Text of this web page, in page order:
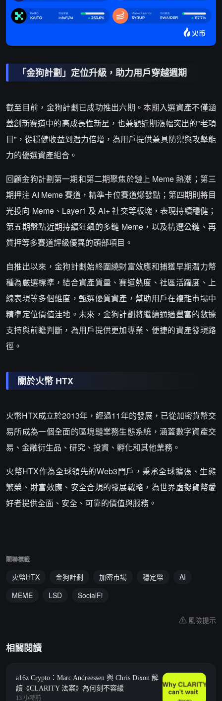
「金狗計劃」定位升級，助力用戶穿越週期
截至目前，金狗計劃已成功推出六期。本期入選資產不僅涵
蓋創新賽道中的高成長性新星，也兼顧近期漲幅突出的"老項
目"，從穩健收益到潛力倍增，為用戶提供兼具防禦與攻擊能
力的優選資產組合。
回顧金狗計劃第一期和第二期聚焦於鏈上 Meme 熱潮；第三
期押注 AI Meme 賽道，精準卡位賽道爆發點；第四期則將目
光投向 Meme、Layer1 及 AI+ 社交等板塊，表現持續穩健；
第五期盤點近期持續狂飆的多鏈 Meme，以及精選公鏈、再
質押等多賽道評級優異的頭部項目。
自推出以來，金狗計劃始終圍繞財富效應和捕獲早期潛力幣
種為嚴選標準，結合資產質量、賽道熱度、社區活躍度、上
線表現等多個維度，甄選優質資產，幫助用戶在複雜市場中
精準定位價值洼地。未來，金狗計劃將繼續通過豐富的數據
支持與前瞻判斷，為用戶提供更加專業、便捷的資產發現路
徑。
關於火幣 HTX
火幣HTX成立於2013年，經過11年的發展，已從加密貨幣交
易所成為一個全面的區塊鏈業務生態系統，涵蓋數字資產交
易、金融衍生品、研究、投資、孵化和其他業務。
火幣HTX作為全球領先的Web3門戶，秉承全球擴張、生態
繁榮、財富效應、安全合規的發展戰略，為世界虛擬貨幣愛
好者提供全面、安全、可靠的價值與服務。
關聯標籤
火幣HTX 金狗計劃 加密市場 穩定幣
AI
MEME
LSD SocialFi
風險提示
相關閱讀
a16z Crypto：Marc Andreessen 與 Chris Dixon 解
讀《CLARITY 法案》為何刻不容緩
13 小時前